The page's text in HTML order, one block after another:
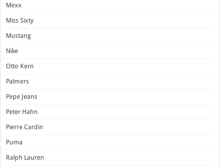
Mexx
Miss Sixty
Mustang
Nike
Otto Kern
Palmers
Pepe Jeans
Peter Hahn
Pierre Cardin
Puma
Ralph Lauren